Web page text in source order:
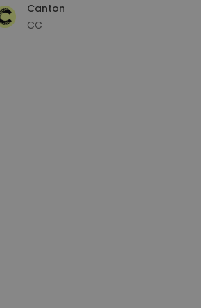
Canton
CC